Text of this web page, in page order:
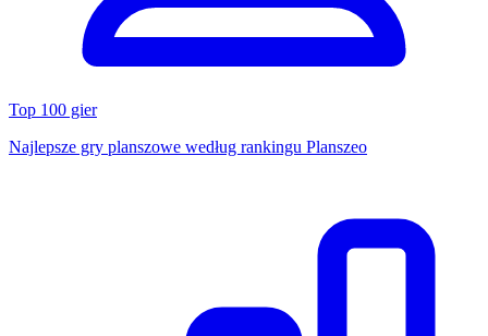
Top 100 gier
Najlepsze gry planszowe według rankingu Planszeo